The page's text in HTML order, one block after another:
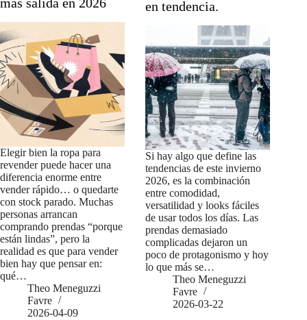
Elegir bien la ropa para
revender puede hacer una
diferencia enorme entre
vender rápido… o quedarte
con stock parado. Muchas
personas arrancan
comprando prendas “porque
están lindas”, pero la
realidad es que para vender
bien hay que pensar en:
qué…
Theo Meneguzzi
Favre
2026-04-09
en tendencia.
Si hay algo que define las
tendencias de este invierno
2026, es la combinación
entre comodidad,
versatilidad y looks fáciles
de usar todos los días. Las
prendas demasiado
complicadas dejaron un
poco de protagonismo y hoy
lo que más se…
Theo Meneguzzi
Favre
2026-03-22